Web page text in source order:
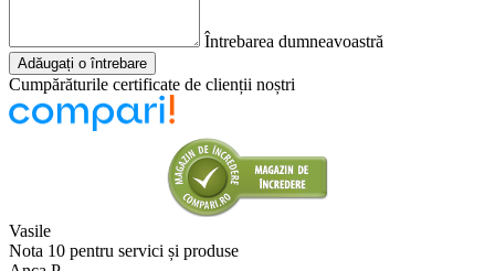
Întrebarea dumneavoastră
Adăugați o întrebare
Cumpărăturile certificate de clienții noștri
Vasile
Nota 10 pentru servici și produse